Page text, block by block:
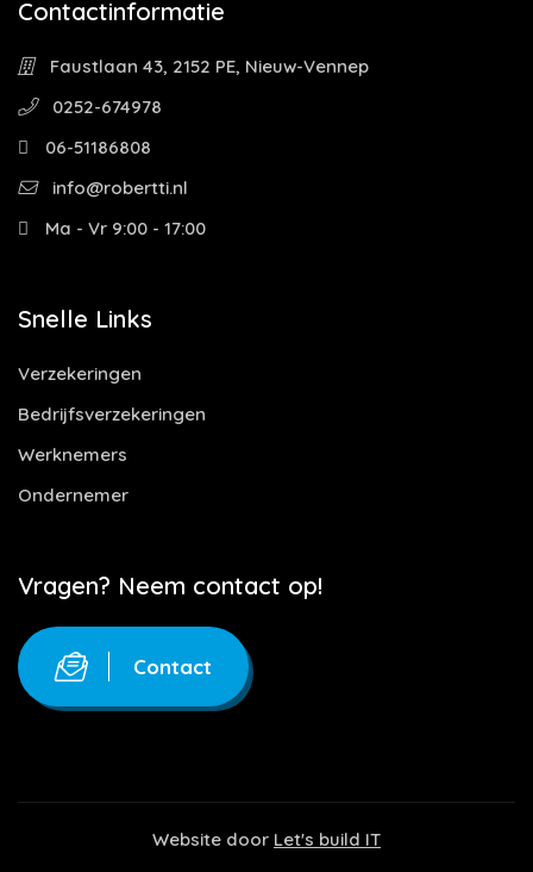
Contactinformatie
Faustlaan 43, 2152 PE, Nieuw-Vennep
0252-674978
06-51186808
info@robertti.nl
Ma - Vr 9:00 - 17:00
Snelle Links
Verzekeringen
Bedrijfsverzekeringen
Werknemers
Ondernemer
Vragen? Neem contact op!
Contact
Website door Let's build IT